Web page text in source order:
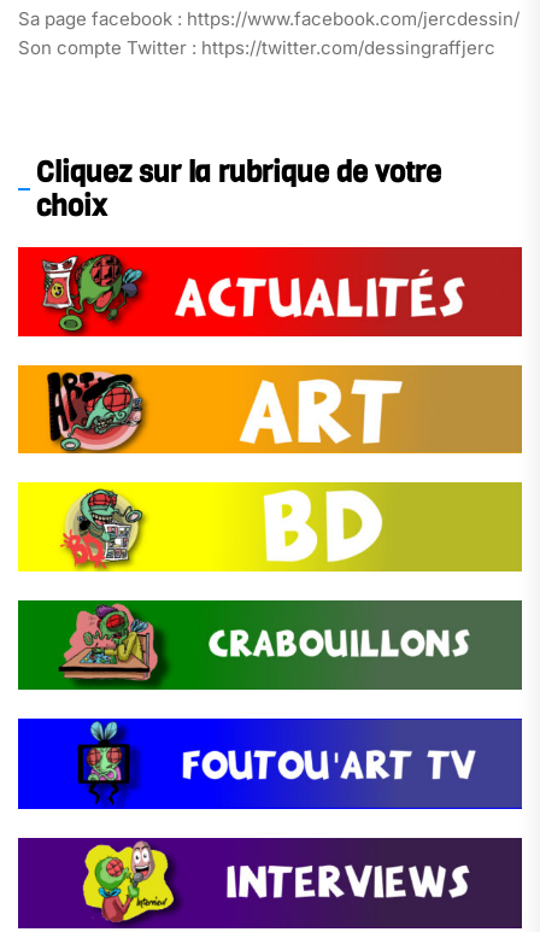
Sa page facebook : https://www.facebook.com/jercdessin/
Son compte Twitter : https://twitter.com/dessingraffjerc
Cliquez sur la rubrique de votre
choix